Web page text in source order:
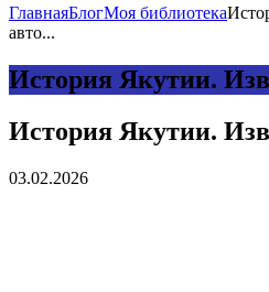
ГлавнаяБлогМоя библиотека
авто...
История Якутии.
История Якутии.
03.02.2026